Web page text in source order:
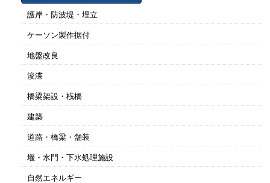
護岸・防波堤・埋立
ケーソン製作据付
地盤改良
浚渫
橋梁架設・桟橋
建築
道路・橋梁・舗装
堰・水門・下水処理施設
自然エネルギー